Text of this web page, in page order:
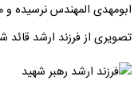
ابومهدی المهندس نرسیده
تصویری از فرزند ارشد قائد